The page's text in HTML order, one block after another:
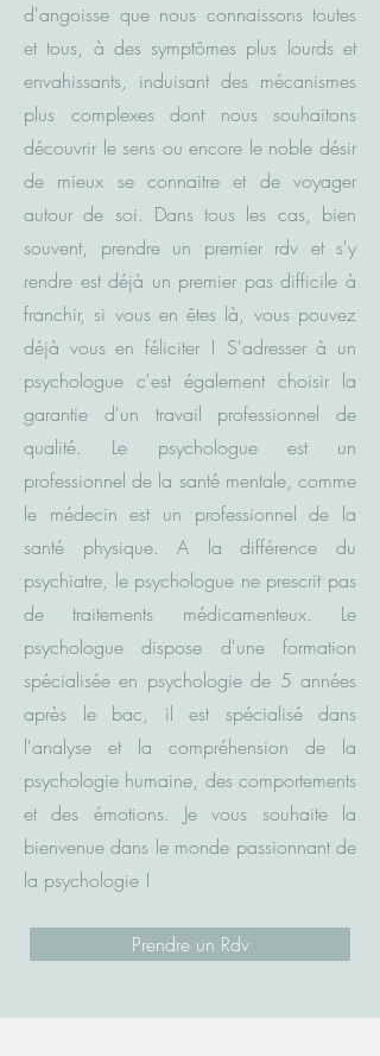
d'angoisse que nous connaissons toutes
et tous, à des symptômes plus lourds et
envahissants, induisant des mécanismes
plus complexes dont nous souhaitons
découvrir le sens ou encore le noble désir
de mieux se connaitre et de voyager
autour de soi. Dans tous les cas, bien
souvent, prendre un premier rdv et s'y
rendre est déjà un premier pas difficile à
franchir, si vous en êtes là, vous pouvez
déjà vous en féliciter ! S'adresser à un
psychologue c'est également choisir la
garantie d'un travail professionnel de
qualité. Le psychologue est un
professionnel de la santé mentale, comme
le médecin est un professionnel de la
santé physique. A la différence du
psychiatre, le psychologue ne prescrit pas
de traitements médicamenteux. Le
psychologue dispose d'une formation
spécialisée en psychologie de 5 années
après le bac, il est spécialisé dans
l'analyse et la compréhension de la
psychologie humaine, des comportements
et des émotions. Je vous souhaite la
bienvenue dans le monde passionnant de
la psychologie !
Prendre un Rdv